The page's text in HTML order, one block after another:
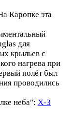
Каропке эта
для
крыльев с
нагрева при
полёт был
проводились
неба": X-3